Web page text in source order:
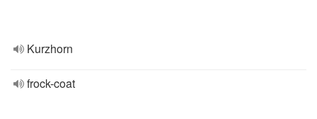
Kurzhorn
frock-coat